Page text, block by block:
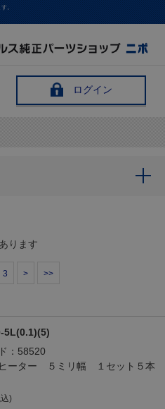
。
ログイン
ります
3 > >>
5L(0.1)(5)
： 58520
ーター ５ミリ幅 １セット５本
)